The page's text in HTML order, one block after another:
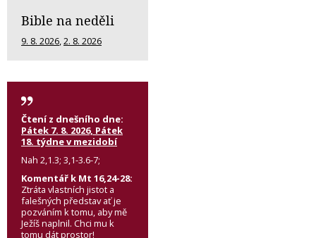
Bible na neděli
9. 8. 2026,2. 8. 2026
Čtení z dnešního dne:
Pátek 7. 8. 2026, Pátek
18. týdne v mezidobí
Nah 2,1.3; 3,1-3.6-7;
Komentář k Mt 16,24-28:
Ztráta vlastních jistot a
falešných představ ať je
pozváním k tomu, aby mě
Ježíš naplnil. Chci mu k
tomu dát prostor!